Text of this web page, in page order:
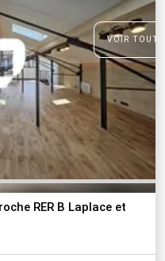
VOIR
RER B Laplace et